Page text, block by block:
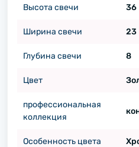
Высота свечи 36
Ширина свечи 23
Глубина свечи 8
Цвет
профессиональная
коллекция
Особенность цвета